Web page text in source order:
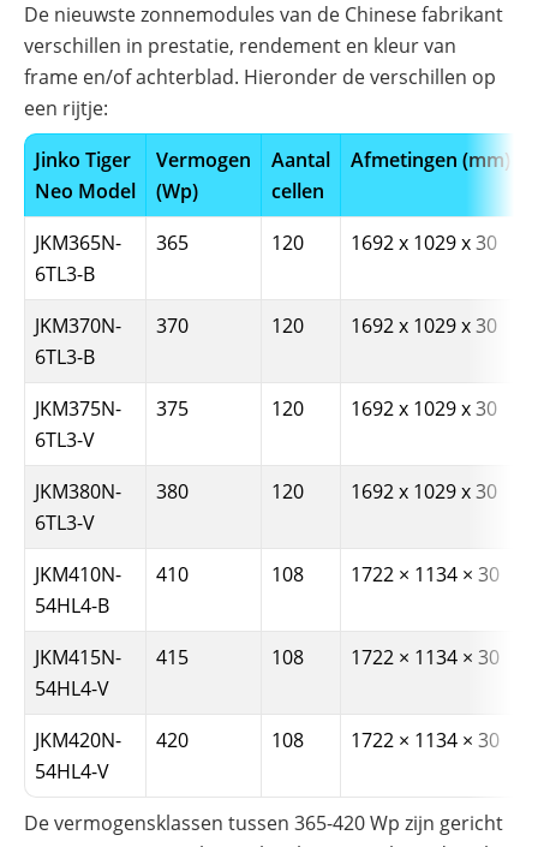
De nieuwste zonnemodules van de Chinese fabrikant
verschillen in prestatie, rendement en kleur van
frame en/of achterblad. Hieronder de verschillen op
een rijtje:
Jinko Tiger
Neo Model
Vermogen
(Wp)
Aantal
cellen
Afmetingen (mm)
JKM365N-
6TL3-B
365 120 1692 x 1029 x 30
JKM370N-
6TL3-B
370 120 1692 x 1029 x 30
JKM375N-
6TL3-V
375 120 1692 x 1029 x 30
JKM380N-
6TL3-V
380 120 1692 x 1029 x 30
JKM410N-
54HL4-B
410 108 1722 × 1134 × 30
JKM415N-
54HL4-V
415 108 1722 × 1134 × 30
JKM420N-
54HL4-V
420 108 1722 × 1134 × 30
De vermogensklassen tussen 365-420 Wp zijn gericht